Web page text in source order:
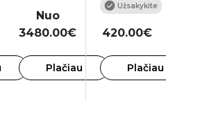
Nuo
3480.00€
Plačiau
Užsakykite
420.00€
Plačiau